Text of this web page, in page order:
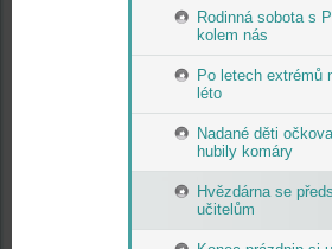
Rodinná sobota s
kolem nás
Po letech extrémů
léto
Nadané děti
hubily komáry
Hvězdárna se
učitelům